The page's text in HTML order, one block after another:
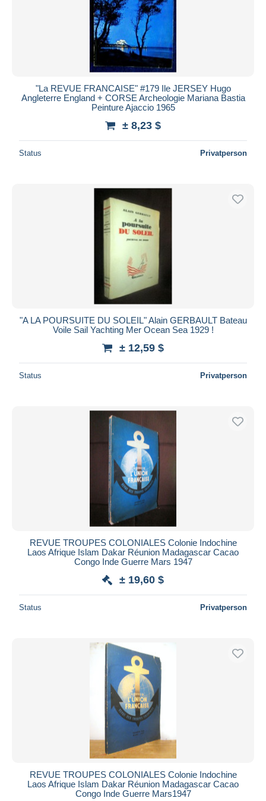
"La REVUE FRANCAISE" #179 Ile JERSEY Hugo
Angleterre England + CORSE Archeologie Mariana Bastia
Peinture Ajaccio 1965
± 8,23 $
Status Privatperson
"A LA POURSUITE DU SOLEIL" Alain GERBAULT Bateau
Voile Sail Yachting Mer Ocean Sea 1929 !
± 12,59 $
Status Privatperson
REVUE TROUPES COLONIALES Colonie Indochine
Laos Afrique Islam Dakar Réunion Madagascar Cacao
Congo Inde Guerre Mars 1947
± 19,60 $
Status Privatperson
REVUE TROUPES COLONIALES Colonie Indochine
Laos Afrique Islam Dakar Réunion Madagascar Cacao
Congo Inde Guerre Mars1947